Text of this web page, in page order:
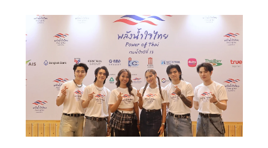
นำ), เม่น-ศิริยศ เรืองตังญาณ (กลอง), บัตร-ธนบัตร ช่างไม้
(กีตาร์) และ ตูม-เทอดไทย ทองโท (เบส) กลับมาพร้อมซิงเกิล
ใหม่ “อาจจะดี” เพลงช้าลึกซึ้งที่ถ่ายทอดเรื่องราวของการจาก
ลาอย่างเข้าใจ และการยอมรับด้วยหัวใจที่เติบโต